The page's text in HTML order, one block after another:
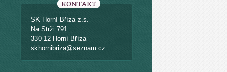
KONTAKT
SK Horní Bříza z.s.
Na Strži 791
330 12 Horní Bříza
skhornibriza@seznam.cz